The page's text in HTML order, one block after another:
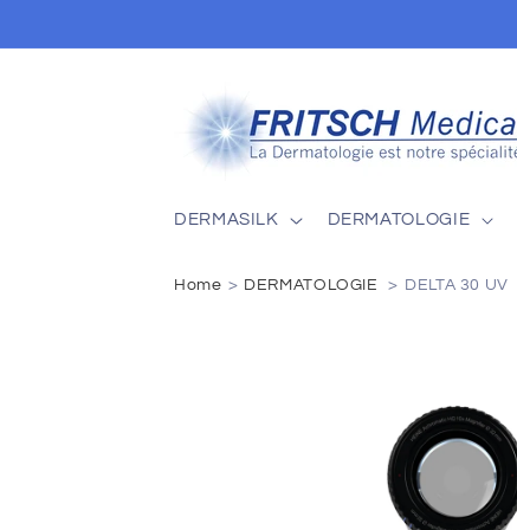
au
DERMASILK DERMATOLOGIE
Home DERMATOLOGIE DELTA 30 UV